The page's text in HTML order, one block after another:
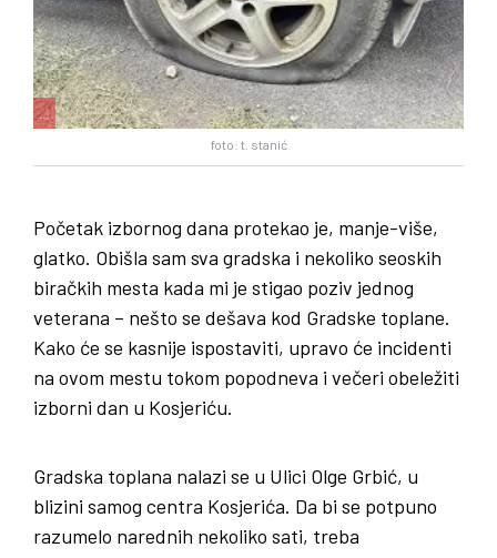
foto: t. stanić
…
Početak izbornog dana protekao je, manje-više,
glatko. Obišla sam sva gradska i nekoliko seoskih
biračkih mesta kada mi je stigao poziv jednog
veterana – nešto se dešava kod Gradske toplane.
Kako će se kasnije ispostaviti, upravo će incidenti
na ovom mestu tokom popodneva i večeri obeležiti
izborni dan u Kosjeriću.
Gradska toplana nalazi se u Ulici Olge Grbić, u
blizini samog centra Kosjerića. Da bi se potpuno
razumelo narednih nekoliko sati, treba